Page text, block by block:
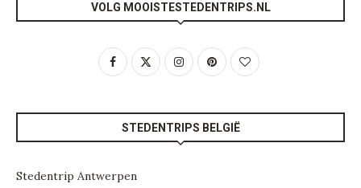
VOLG MOOISTESTEDENTRIPS.NL
STEDENTRIPS BELGIË
Stedentrip Antwerpen